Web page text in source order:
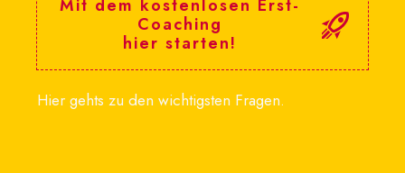
Mit dem kostenlosen Erst-
Coaching
hier starten!
Hier gehts zu den wichtigsten Fragen.